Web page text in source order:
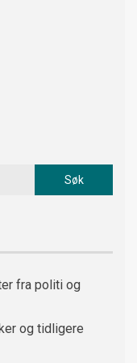
fra politi og
og tidligere